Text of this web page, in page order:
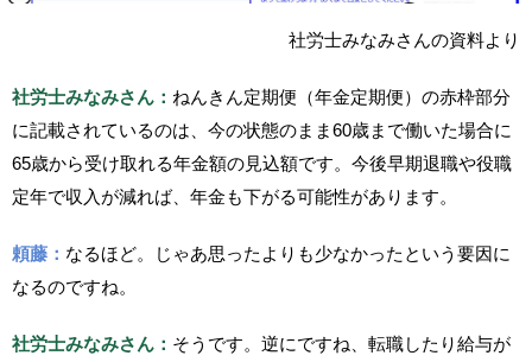
社労士みなみさんの資料より
社労士みなみさん： ねんきん定期便（年金定期便）の赤枠部分
に記載されているのは、今の状態のまま60歳まで働いた場合に
65歳から受け取れる年金額の見込額です。今後早期退職や役職
定年で収入が減れば、年金も下がる可能性があります。
頼藤： なるほど。じゃあ思ったよりも少なかったという要因に
なるのですね。
社労士みなみさん： そうです。逆にですね、転職したり給与が